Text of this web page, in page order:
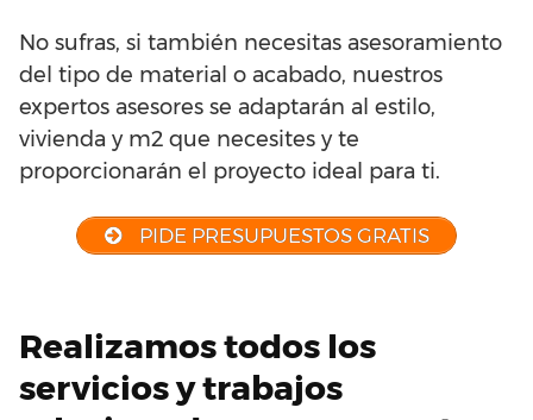
No sufras, si también necesitas asesoramiento
del tipo de material o acabado, nuestros
expertos asesores se adaptarán al estilo,
vivienda y m2 que necesites y te
proporcionarán el proyecto ideal para ti.
PIDE PRESUPUESTOS GRATIS
Realizamos todos los
servicios y trabajos